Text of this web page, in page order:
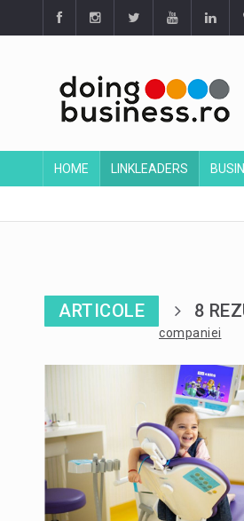
HOME LINKLEADERS
ARTICOLE 8
companiei